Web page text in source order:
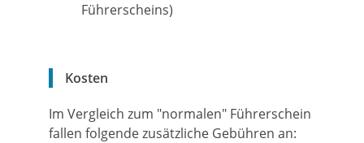
Führerscheins)
Kosten
Im Vergleich zum "normalen" Führerschein
fallen folgende zusätzliche Gebühren an: